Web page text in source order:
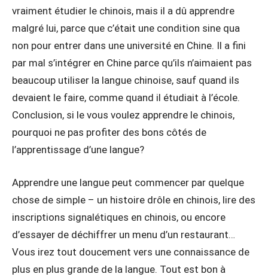
vraiment étudier le chinois, mais il a dû apprendre
malgré lui, parce que c’était une condition sine qua
non pour entrer dans une université en Chine. Il a fini
par mal s’intégrer en Chine parce qu’ils n’aimaient pas
beaucoup utiliser la langue chinoise, sauf quand ils
devaient le faire, comme quand il étudiait à l’école.
Conclusion, si le vous voulez apprendre le chinois,
pourquoi ne pas profiter des bons côtés de
l’apprentissage d’une langue?
Apprendre une langue peut commencer par quelque
chose de simple – un histoire drôle en chinois, lire des
inscriptions signalétiques en chinois, ou encore
d’essayer de déchiffrer un menu d’un restaurant…
Vous irez tout doucement vers une connaissance de
plus en plus grande de la langue. Tout est bon à